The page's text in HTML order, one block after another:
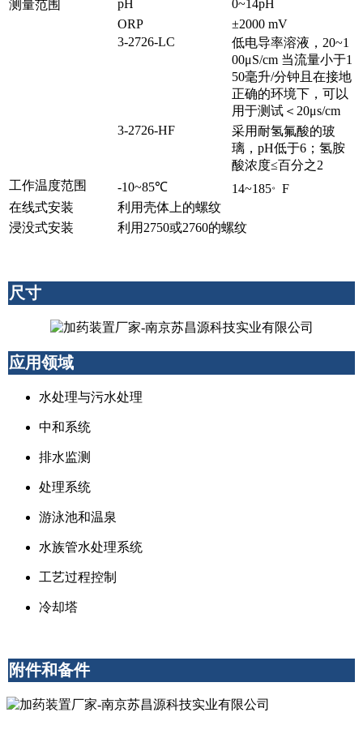
测量范围 pH
0~14pH
ORP
±2000 mV
3-2726-LC
低电导率溶液，20~1
00μS/cm 当流量小于1
50毫升/分钟且在接地
正确的环境下，可以
用于测试＜20μs/cm
3-2726-HF
采用耐氢氟酸的玻
璃，pH低于6；氢胺
酸浓度≤百分之2
工作温度范围
-10~85℃ 14~185。 F
在线式安装
利用壳体上的螺纹
浸没式安装
利用2750或2760的螺纹
尺寸
应用领域
水处理与污水处理
中和系统
排水监测
处理系统
游泳池和温泉
水族管水处理系统
工艺过程控制
冷却塔
附件和备件